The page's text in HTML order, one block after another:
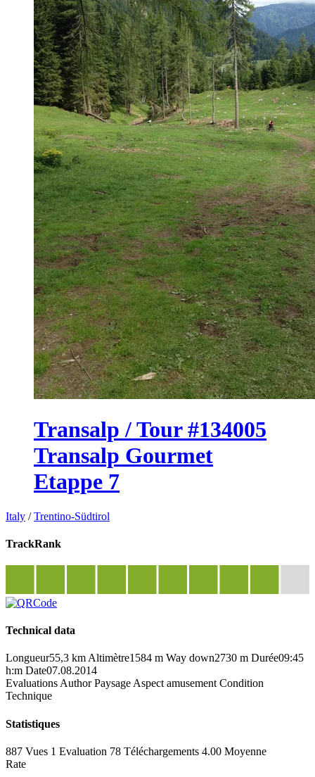
Transalp / Tour #134005
Transalp Gourmet
Etappe 7
Italy /Trentino-Südtirol
TrackRank
Technical data
Longueur55,3 km Altimètre1584 m Way down2730 m Durée09:45
h:m Date07.08.2014
Evaluations Author Paysage Aspect amusement Condition
Technique
Statistiques
887 Vues 1 Evaluation 78 Téléchargements 4.00 Moyenne
Rate